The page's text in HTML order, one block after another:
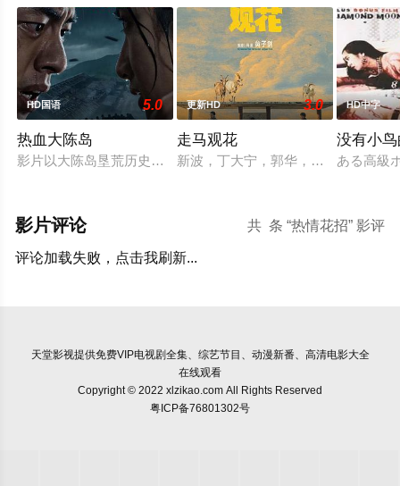
HD国语 5.0
热血大陈岛
影片以大陈岛垦荒历史为创作底色，在尊重历史真实性的前提
更新HD 3.0
走马观花
新波，丁大宁，郭华，程一木他们毕
HD中字
没有小
ある高級
共 条 “热情花招” 影评
影片评论
评论加载失败，点击我刷新...
天堂影视提供免费VIP电视剧全集、综艺节目、动漫新番、高清电影大全
在线观看
Copyright © 2022 xlzikao.com All Rights Reserved
粤ICP备76801302号